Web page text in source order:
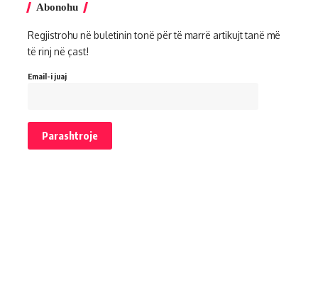
Abonohu
Regjistrohu në buletinin tonë për të marrë artikujt tanë më
të rinj në çast!
Email-i juaj